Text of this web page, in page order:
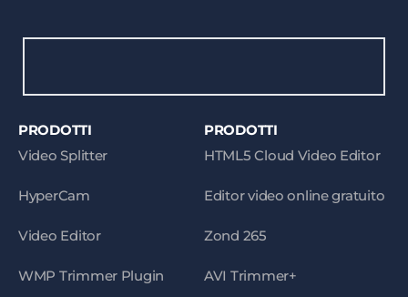
PRODOTTI
Video Splitter
HyperCam
Video Editor
WMP Trimmer Plugin
PRODOTTI
HTML5 Cloud Video Editor
Editor video online gratuito
Zond 265
AVI Trimmer+